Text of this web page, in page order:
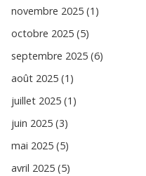
novembre 2025 (1)
octobre 2025 (5)
septembre 2025 (6)
août 2025 (1)
juillet 2025 (1)
juin 2025 (3)
mai 2025 (5)
avril 2025 (5)